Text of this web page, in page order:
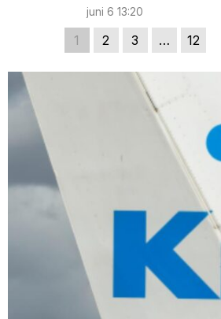
juni 6 13:20
1 2 3 … 12